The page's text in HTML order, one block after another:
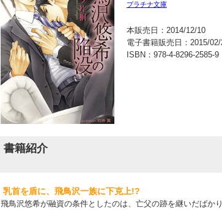
プラチナ文庫
本販売日： 2014/12/10
電子書籍販売日： 2015/02/
ISBN： 978-4-8296-2585-9
書籍紹介
乳首を盾に、飛鳥沢一族に下克上!?
飛鳥沢悠希が融資の条件としたのは、亡父の跡を継いだばか